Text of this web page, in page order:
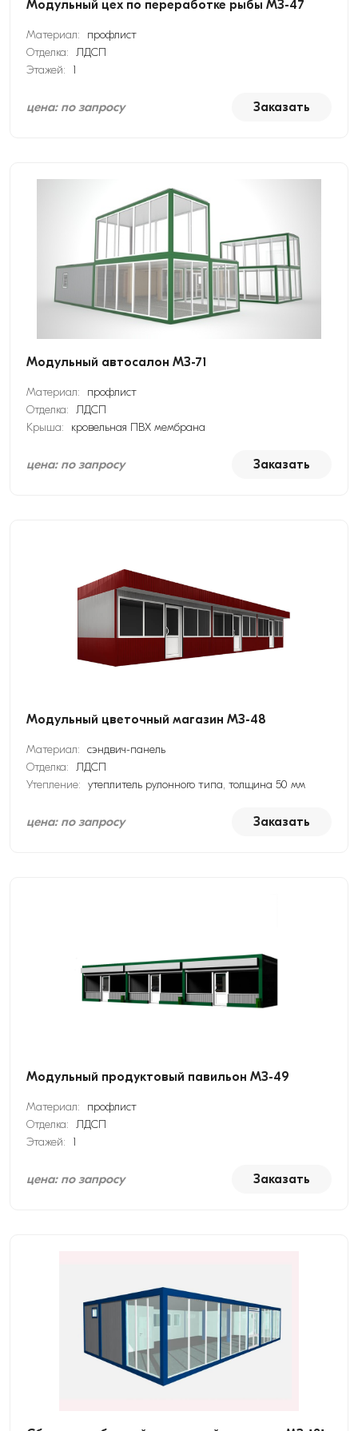
Модульный цех по переработке рыбы МЗ-47
Материал:
профлист
Отделка: ЛДСП
Этажей:
1
цена: по запросу Заказать
Модульный автосалон МЗ-71
Материал:
профлист
Отделка: ЛДСП
Крыша:
кровельная ПВХ мембрана
цена: по запросу Заказать
Модульный цветочный магазин МЗ-48
Материал: сэндвич-панель
Отделка: ЛДСП
Утепление: утеплитель рулонного типа, толщина 50 мм
цена: по запросу Заказать
Модульный продуктовый павильон МЗ-49
Материал:
профлист
Отделка: ЛДСП
Этажей:
1
цена: по запросу Заказать